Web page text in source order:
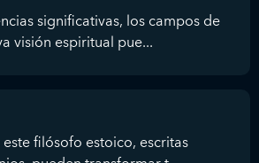
significativas, los campos de
visión espiritual pue...
este filósofo estoico, escritas